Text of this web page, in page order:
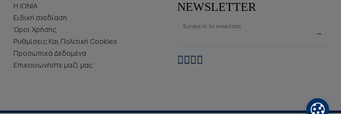
Η ΙΩΝΙΑ
Ειδική σχεδίαση
Όροι Χρήσης
Ρυθμίσεις Και Πολιτική Cookies
Προσωπικά Δεδομένα
Επικοινωνήστε μαζί μας
NEWSLETTER
Εισάγετε το email σας
→